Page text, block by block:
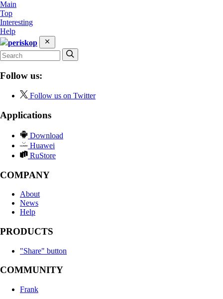
Main
Top
Interesting
Help
periskop
Follow us:
Follow us on Twitter
Applications
Download
Huawei
RuStore
COMPANY
About
News
Help
PRODUCTS
"Share" button
COMMUNITY
Frank